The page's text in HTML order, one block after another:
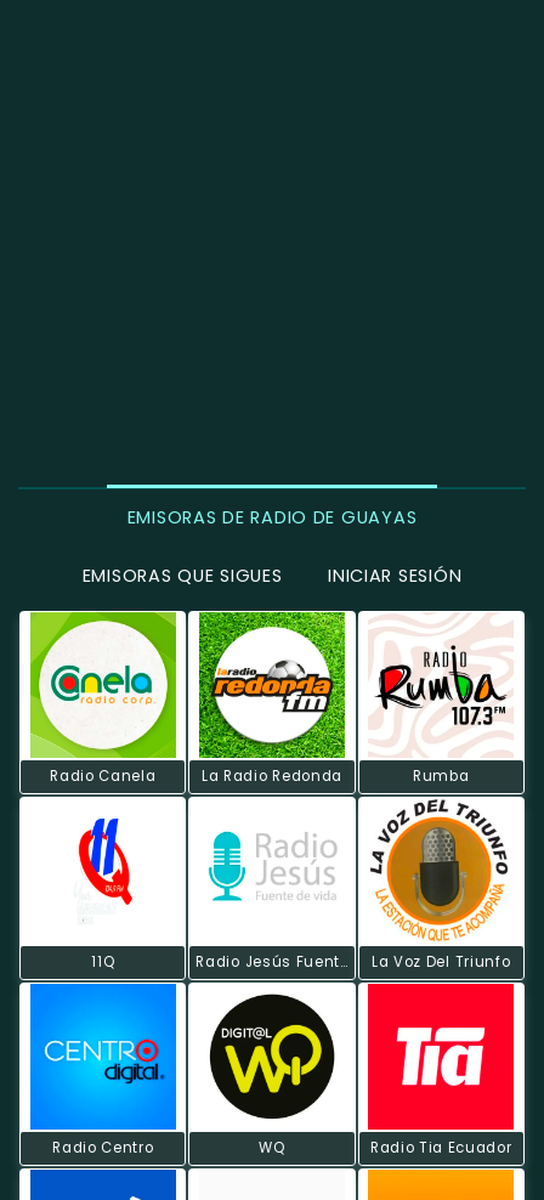
EMISORAS DE RADIO DE GUAYAS
EMISORAS QUE SIGUES INICIAR SESIÓN
Radio Canela La Radio Redonda Rumba
11Q Radio Jesús Fuente De Vida La Voz Del Triunfo
Radio Centro WQ Radio Tia Ecuador